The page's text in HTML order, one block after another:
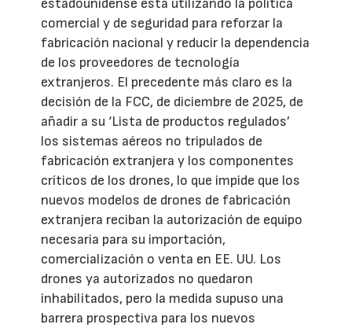
estadounidense está utilizando la política
comercial y de seguridad para reforzar la
fabricación nacional y reducir la dependencia
de los proveedores de tecnología
extranjeros. El precedente más claro es la
decisión de la FCC, de diciembre de 2025, de
añadir a su ‘Lista de productos regulados’
los sistemas aéreos no tripulados de
fabricación extranjera y los componentes
críticos de los drones, lo que impide que los
nuevos modelos de drones de fabricación
extranjera reciban la autorización de equipo
necesaria para su importación,
comercialización o venta en EE. UU. Los
drones ya autorizados no quedaron
inhabilitados, pero la medida supuso una
barrera prospectiva para los nuevos